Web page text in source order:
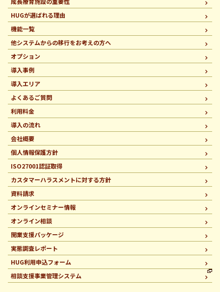
HUGが選ばれる理由
機能一覧
他システムからの移行をお考えの方へ
オプション
導入事例
導入エリア
よくあるご質問
利用料金
導入の流れ
会社概要
個人情報保護方針
ISO27001認証取得
カスタマーハラスメントに対する方針
資料請求
オンラインセミナー情報
オンライン相談
開業支援パッケージ
実態調査レポート
HUG利用申込フォーム
相談支援事業管理システム